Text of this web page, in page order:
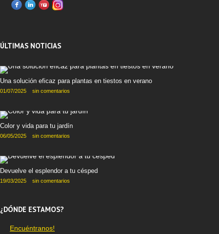
ÚLTIMAS NOTICIAS
Una solución eficaz para plantas en tiestos en verano
01/07/2025 sin comentarios
Color y vida para tu jardín
06/05/2025 sin comentarios
Devuelve el esplendor a tu césped
19/03/2025 sin comentarios
¿DÓNDE ESTAMOS?
Encuéntranos!